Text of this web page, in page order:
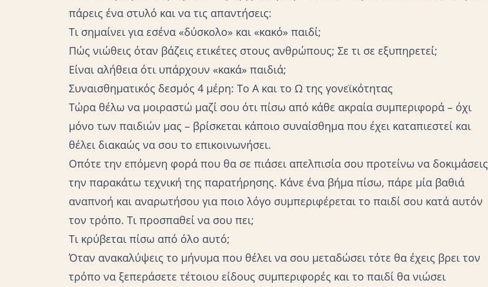
πάρεις ένα στυλό και να τις απαντήσεις:
Τι σημαίνει για εσένα «δύσκολο» και «κακό» παιδί;
Πώς νιώθεις όταν βάζεις ετικέτες στους ανθρώπους; Σε τι σε εξυπηρετεί;
Είναι αλήθεια ότι υπάρχουν «κακά» παιδιά;
Συναισθηματικός δεσμός 4 μέρη: Το Α και το Ω της γονεϊκότητας
Τώρα θέλω να μοιραστώ μαζί σου ότι πίσω από κάθε ακραία συμπεριφορά – όχι
μόνο των παιδιών μας – βρίσκεται κάποιο συναίσθημα που έχει καταπιεστεί και
θέλει διακαώς να σου το επικοινωνήσει.
Οπότε την επόμενη φορά που θα σε πιάσει απελπισία σου προτείνω να δοκιμάσεις
την παρακάτω τεχνική της παρατήρησης. Κάνε ένα βήμα πίσω, πάρε μία βαθιά
αναπνοή και αναρωτήσου για ποιο λόγο συμπεριφέρεται το παιδί σου κατά αυτόν
τον τρόπο. Τι προσπαθεί να σου πει;
Τι κρύβεται πίσω από όλο αυτό;
Όταν ανακαλύψεις το μήνυμα που θέλει να σου μεταδώσει τότε θα έχεις βρει τον
τρόπο να ξεπεράσετε τέτοιου είδους συμπεριφορές και το παιδί θα νιώσει